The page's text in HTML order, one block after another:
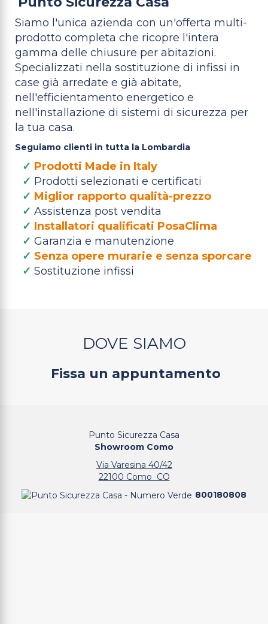
Siamo l'unica azienda con un'offerta multi-
prodotto completa che ricopre l'intera
gamma delle chiusure per abitazioni.
Specializzati nella sostituzione di infissi in
case già arredate e già abitate,
nell'efficientamento energetico e
nell'installazione di sistemi di sicurezza per
la tua casa.
Seguiamo clienti in tutta la Lombardia
✓ Prodotti Made in Italy
✓ Prodotti selezionati e certificati
✓ Miglior rapporto qualità-prezzo
✓ Assistenza post vendita
✓ Installatori qualificati PosaClima
✓ Garanzia e manutenzione
✓ Senza opere murarie e senza sporcare
✓ Sostituzione infissi
DOVE SIAMO
Fissa un appuntamento
Punto Sicurezza Casa
Showroom Como
Via Varesina 40/42
22100 Como CO
800180808